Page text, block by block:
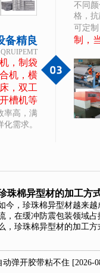
备精良
，制袋
机，横
，双工
槽机等
率高，满
需求。
不同
格，
可定制
制，
珠棉异型材的加工方
今，珍珠棉异型材越来
，在缓冲防震包装领域
，珍珠棉异型材的加工
弹开胶带粘不住 [2026-